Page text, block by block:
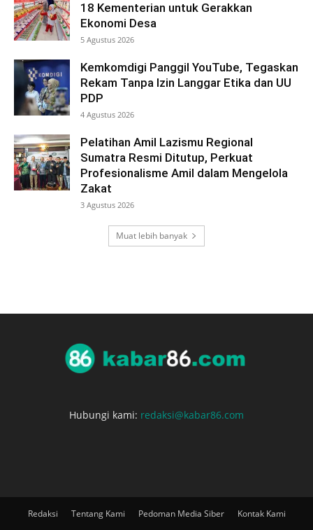
18 Kementerian untuk Gerakkan
Ekonomi Desa
5 Agustus 2026
Kemkomdigi Panggil YouTube, Tegaskan
Rekam Tanpa Izin Langgar Etika dan UU
PDP
4 Agustus 2026
Pelatihan Amil Lazismu Regional
Sumatra Resmi Ditutup, Perkuat
Profesionalisme Amil dalam Mengelola
Zakat
3 Agustus 2026
Muat lebih banyak
Hubungi kami: redaksi@kabar86.com
Redaksi Tentang Kami Pedoman Media Siber Kontak Kami